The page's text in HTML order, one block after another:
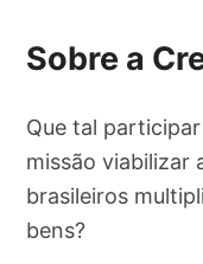
Sobre a
Que tal
missão viabilizar
brasileiros
bens?